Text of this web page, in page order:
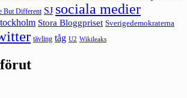
But Different SJ sociala medier
Stora Bloggpriset Sverigedemokraterna
tävling tåg U2 Wikileaks